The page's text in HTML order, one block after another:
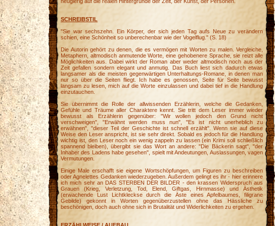
SCHREIBSTIL
"Sie war sechszehn. Ein Körper, der sich jeden Tag aufs Neue zu verändern
schien, eine Schönheit so unberechenbar wie der Vogelflug." (S. 18)
Die Autorin gehört zu denen, die es vermögen mit Worten zu malen. Vergleiche,
Metaphern, altmodisch anmutende Worte, eine gehobenere Sprache, sie reizt alle
Möglichkeiten aus. Dabei wirkt der Roman aber weder altmodisch noch aus der
Zeit gefallen sondern elegant und anmutig. Das Buch liest sich dadurch etwas
langsamer als die meisten gegenwärtigen Unterhaltungs-Romane, in denen man
nur so über die Seiten fliegt. Ich habe es genossen, Seite für Seite bewusst
langsam zu lesen, mich auf die Worte einzulassen und dabei tief in die Handlung
einzutauchen.
Sie übernimmt die Rolle der allwissenden Erzählerin, welche die Gedanken,
Gefühle und Träume aller Charaktere kennt. Sie tritt dem Leser immer wieder
bewusst als Erzählerin gegenüber: "Wir wollen jedoch den Grund nicht
verschweigen", "Erwähnt werden muss nun", "Es ist nicht unerheblich zu
erwähnen", "dieser Teil der Geschichte ist schnell erzählt". Wenn sie auf diese
Weise den Leser anspricht, ist sie sehr direkt. Sobald es jedoch für die Handlung
wichtig ist, den Leser noch ein wenig zappeln zu lassen (ein Krimi soll schließlich
spannend bleiben), übergibt sie das Wort an andere: "Die Bäckerin sagt", "der
Inhaber des Ladens habe gesehen", spielt mit Andeutungen, Auslassungen, vagen
Vermutungen.
Einige Male erschafft sie eigene Wortschöpfungen, um Figuren zu beschreiben
oder Agnelettes Gedanken wiederzugeben. Außerdem gelingt es ihr - hier erinnere
ich mich sehr an DAS STERBEN DER BILDER - den krassen Widerspruch aus
Grauen (Krieg, Verletzung, Tod, Elend, Giftgas, Hirnmasse) und Ästhetik
(erwachende Lust Lichtkleckse durch die Äste eines Apfelbaumes, filigrane
Gebilde) gekonnt in Worten gegenüberzustellen ohne das Hässliche zu
beschönigen, doch auch ohne sich in Brutalität und Widerlichkeiten zu ergehen.